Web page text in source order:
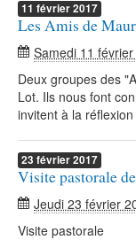
11 février2017
Les Amis de
Samedi 11
Deux groupes des
Lot. Ils nous font
invitent à la
23 février2017
Visite pastorale
Jeudi 23 février
Visite pastorale